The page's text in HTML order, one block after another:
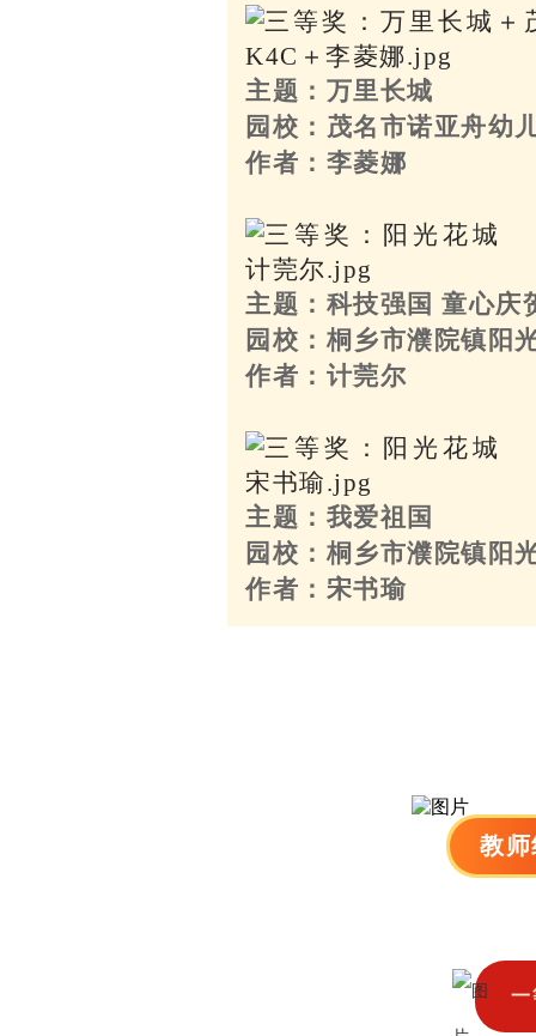
主题：万里长城
园校：茂名市诺亚舟幼
作者：李菱娜
主题：科技强国 童心庆
园校：桐乡市濮院镇阳
作者：计莞尔
主题：我爱祖国
园校：桐乡市濮院镇阳
作者：宋书瑜
教
一